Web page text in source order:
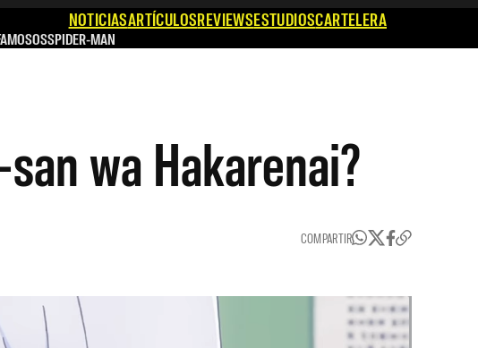
NOTICIASARTÍCULOSREVIEWSESTUDIOSCARTELERA
SPIDER-MAN
wa Hakarenai?
COMPARTIR